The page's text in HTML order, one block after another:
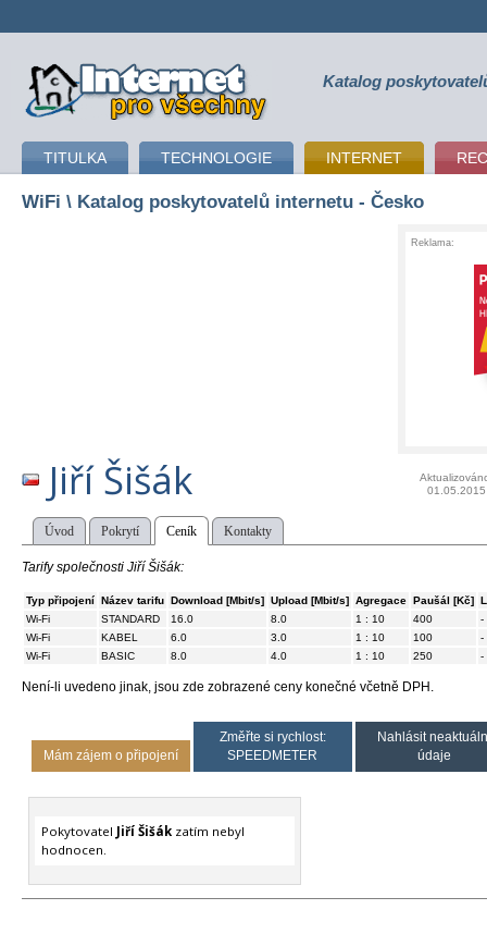
připojení k internetu Katalog
TITULKA TECHNOLOGIE INTERNET
WiFi \ Katalog poskytovatelů internetu - Česko
Reklama:
Jiří Šišák
01.05.2015
Úvod Pokrytí Ceník Kontakty
Tarify společnosti Jiří Šišák:
Typ připojení Název tarifu Download [Mbit/s] Upload [Mbit/s] Agregace Paušál [Kč]
Wi-Fi
STANDARD 16.0 8.0 1 : 10 400
-
Wi-Fi
KABEL 6.0 3.0 1 : 10 100
-
Wi-Fi
BASIC 8.0 4.0 1 : 10 250 -
Není-li uvedeno jinak, jsou zde zobrazené ceny konečné včetně DPH.
Mám zájem o připojení
Změřte si rychlost:
SPEEDMETER
Nahlásit
údaje
Pokytovatel Jiří Šišákzatím nebyl
hodnocen.